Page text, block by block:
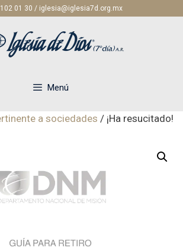
01 30 / iglesia@iglesia7d.org.mx
Menú
a sociedades / ¡Ha resucitado!